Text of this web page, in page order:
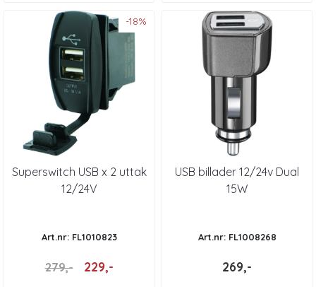
-18%
Superswitch USB x 2 uttak
12/24V
Art.nr: FL1010823
279,- 229,-
USB billader 12/24v Dual
15W
Art.nr: FL1008268
269,-